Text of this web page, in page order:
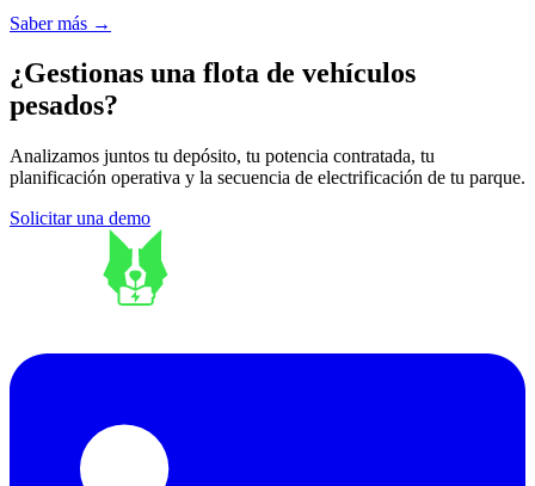
Saber más →
¿Gestionas una flota de vehículos
pesados?
Analizamos juntos tu depósito, tu potencia contratada, tu
planificación operativa y la secuencia de electrificación de tu parque.
Solicitar una demo